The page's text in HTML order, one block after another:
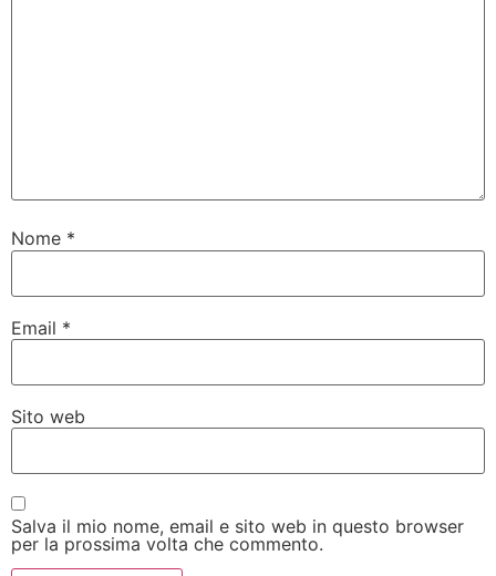
Nome *
Email *
Sito web
Salva il mio nome, email e sito web in questo browser
per la prossima volta che commento.